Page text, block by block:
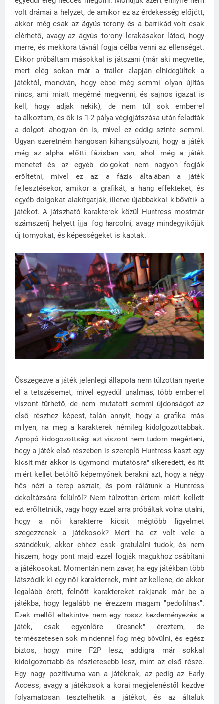
volt drámai a helyzet, de amikor ez az érdekesség előjött,
akkor még csak az ágyús torony és a barrikád volt csak
elérhető, avagy az ágyús torony lerakásakor látod, hogy
merre, és mekkora távnál fogja célba venni az ellenséget.
Ekkor próbáltam másokkal is játszani (már aki megvette,
mert elég sokan már a trailer alapján elhidegültek a
játéktól, mondván, hogy ebbe még semmi olyan újítás
nincs, ami miatt megérné megvenni, és sajnos igazat is
kell, hogy adjak nekik), de nem túl sok emberrel
találkoztam, és ők is 1-2 pálya végigjátszása után feladták
a dolgot, ahogyan én is, mivel ez eddig szinte semmi.
Ugyan szeretném hangosan kihangsúlyozni, hogy a játék
még az alpha előtti fázisban van, ahol még a játék
menetet és az egyéb dolgokat nem nagyon fogják
erőltetni, mivel ez az a fázis általában a játék
fejlesztésekor, amikor a grafikát, a hang effekteket, és
egyéb dolgokat alakítgatják, illetve újabbakkal kibővítik a
játékot. A játszható karakterek közül Huntress mostmár
számszeríj helyett íjjal fog harcolni, avagy mindegyikőjük
új tornyokat, és képességeket is kaptak.
Összegezve a játék jelenlegi állapota nem túlzottan nyerte
el a tetszésemet, mivel egyedül unalmas, több emberrel
viszont tűrhető, de nem mutatott semmi újdonságot az
első részhez képest, talán annyit, hogy a grafika más
milyen, na meg a karakterek némileg kidolgozottabbak.
Apropó kidogozottság: azt viszont nem tudom megérteni,
hogy a játék első részében is szereplő Huntress kaszt egy
kicsit már akkor is úgymond "mutatósra" sikeredett, és itt
miért kellet betöltő képernyőnek berakni azt, hogy a négy
hős nézi a terep asztalt, és pont rálátunk a Huntress
dekoltázsára felülről? Nem túlzottan értem miért kellett
ezt erőltetniük, vagy hogy ezzel arra próbáltak volna utalni,
hogy a női karakterre kicsit mégtöbb figyelmet
szegezzenek a játékosok? Mert ha ez volt vele a
szándékuk, akkor ehhez csak gratulálni tudok, és nem
hiszem, hogy pont majd ezzel fogják magukhoz csábítani
a játékosokat. Momentán nem zavar, ha egy játékban több
látszódik ki egy női karakternek, mint az kellene, de akkor
legalább érett, felnőtt karaktereket rakjanak már be a
játékba, hogy legalább ne érezzem magam "pedofilnak".
Ezek mellől eltekintve nem egy rossz kezdeményezés a
játék, csak egyenlőre "üresnek" éreztem, de
természetesen sok mindennel fog még bővülni, és egész
biztos, hogy mire F2P lesz, addigra már sokkal
kidolgozottabb és részletesebb lesz, mint az első része.
Egy nagy pozitívuma van a játéknak, az pedig az Early
Access, avagy a játékosok a korai megjelenéstől kezdve
folyamatosan tesztelhetik a játékot, és az általuk